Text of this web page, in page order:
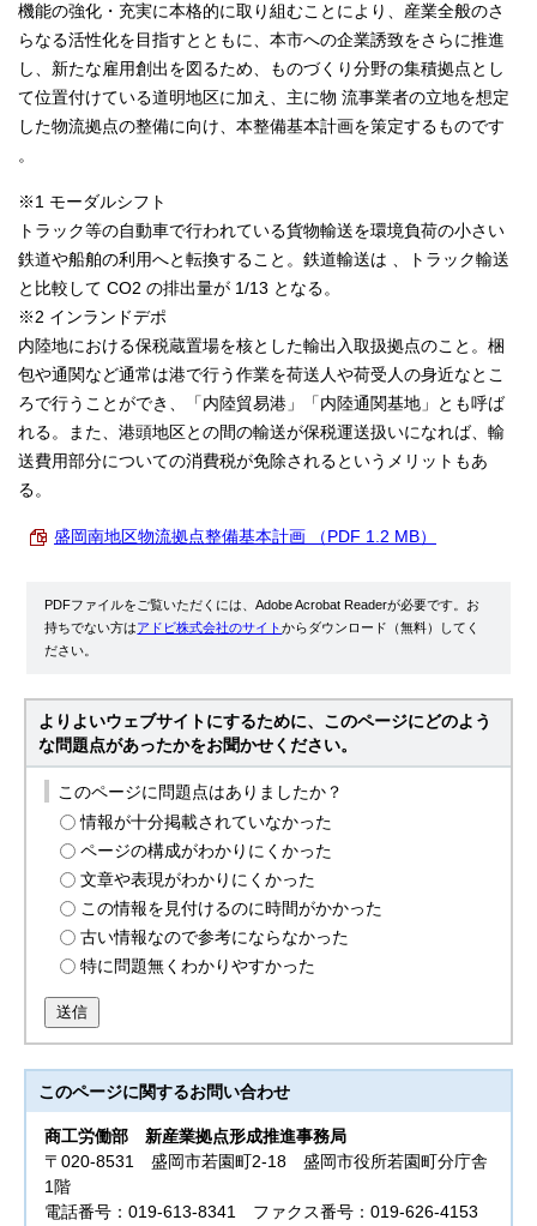
機能の強化・充実に本格的に取り組むことにより、産業全般のさ
らなる活性化を目指すとともに、本市への企業誘致をさらに推進
し、新たな雇用創出を図るため、ものづくり分野の集積拠点とし
て位置付けている道明地区に加え、主に物 流事業者の立地を想定
した物流拠点の整備に向け、本整備基本計画を策定するものです
。
※1 モーダルシフト
トラック等の自動車で行われている貨物輸送を環境負荷の小さい
鉄道や船舶の利用へと転換すること。鉄道輸送は 、トラック輸送
と比較して CO2 の排出量が 1/13 となる。
※2 インランドデポ
内陸地における保税蔵置場を核とした輸出入取扱拠点のこと。梱
包や通関など通常は港で行う作業を荷送人や荷受人の身近なとこ
ろで行うことができ、「内陸貿易港」「内陸通関基地」とも呼ば
れる。また、港頭地区との間の輸送が保税運送扱いになれば、輸
送費用部分についての消費税が免除されるというメリットもあ
る。
盛岡南地区物流拠点整備基本計画 （PDF 1.2 MB）
PDFファイルをご覧いただくには、Adobe Acrobat Readerが必要です。お
持ちでない方はアドビ株式会社のサイトからダウンロード（無料）してく
ださい。
よりよいウェブサイトにするために、このページにどのよう
な問題点があったかをお聞かせください。
このページに問題点はありましたか？
情報が十分掲載されていなかった
ページの構成がわかりにくかった
文章や表現がわかりにくかった
この情報を見付けるのに時間がかかった
古い情報なので参考にならなかった
特に問題無くわかりやすかった
送信
このページに関するお問い合わせ
商工労働部 新産業拠点形成推進事務局
〒020-8531 盛岡市若園町2-18 盛岡市役所若園町分庁舎
1階
電話番号：019-613-8341 ファクス番号：019-626-4153